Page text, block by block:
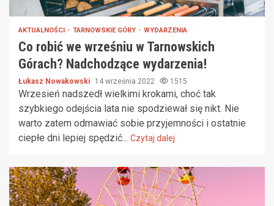
AKTUALNOŚCI TARNOWSKIE GÓRY WYDARZENIA
Co robić we wrześniu w Tarnowskich
Górach? Nadchodzące wydarzenia!
Łukasz Nowakowski 14 września 2022 1515
Wrzesień nadszedł wielkimi krokami, choć tak
szybkiego odejścia lata nie spodziewał się nikt. Nie
warto zatem odmawiać sobie przyjemności i ostatnie
ciepłe dni lepiej spędzić... Czytaj dalej